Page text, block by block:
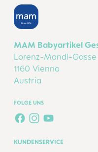
MAM Babyartikel
Lorenz-Mandl-
1160 Vienna
Austria
FOLGE UNS
FACEBOOK
INSTAGRAM
YOUTUBE
KUNDENSERVICE